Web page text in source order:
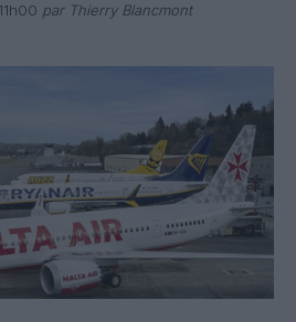
par Thierry Blancmont